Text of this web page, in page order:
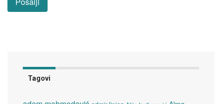
Tagovi